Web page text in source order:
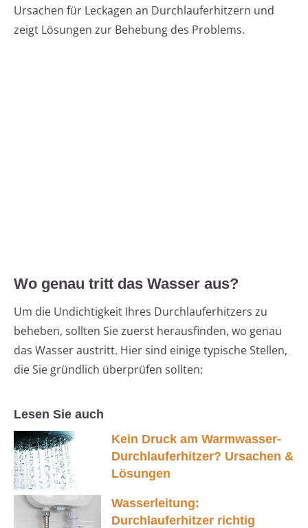
Ursachen für Leckagen an Durchlauferhitzern und
zeigt Lösungen zur Behebung des Problems.
Wo genau tritt das Wasser aus?
Um die Undichtigkeit Ihres Durchlauferhitzers zu
beheben, sollten Sie zuerst herausfinden, wo genau
das Wasser austritt. Hier sind einige typische Stellen,
die Sie gründlich überprüfen sollten:
Lesen Sie auch
Kein Druck am Warmwasser-
Durchlauferhitzer? Ursachen &
Lösungen
Wasserleitung:
Durchlauferhitzer richtig